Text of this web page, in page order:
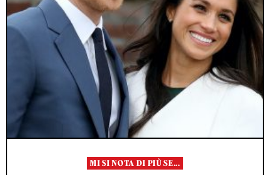
MI SI NOTA DI PIÙ SE...